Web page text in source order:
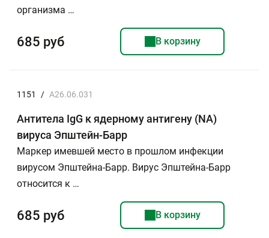
организма …
685 руб В корзину
1151 / A26.06.031
Антитела IgG к ядерному антигену (NA)
вируса Эпштейн-Барр
Маркер имевшей место в прошлом инфекции
вирусом Эпштейна-Барр. Вирус Эпштейна-Барр
относится к …
685 руб В корзину